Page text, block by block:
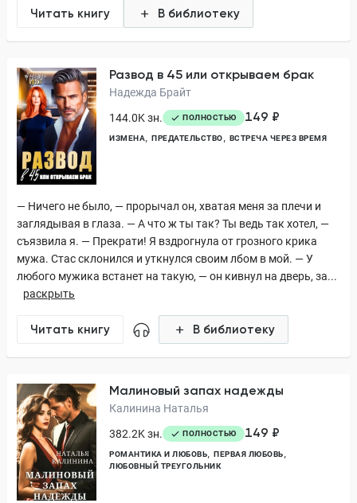
Читать книгу В библиотеку
Развод в 45 или открываем брак
Надежда Брайт
144.0K зн.
ПОЛНОСТЬЮ 149 ₽
ИЗМЕНА ПРЕДАТЕЛЬСТВО ВСТРЕЧА ЧЕРЕЗ ВРЕМЯ
— Ничего не было, — прорычал он, хватая меня за плечи и
заглядывая в глаза. — А что ж ты так? Ты ведь так хотел, —
съязвила я. — Прекрати! Я вздрогнула от грозного крика
мужа. Стас склонился и уткнулся своим лбом в мой. — У
любого мужика встанет на такую, — он кивнул на дверь, за...
раскрыть
Читать книгу В библиотеку
Малиновый запах надежды
Калинина Наталья
382.2K зн.
ПОЛНОСТЬЮ 149 ₽
РОМАНТИКА И ЛЮБОВЬ
ПЕРВАЯ ЛЮБОВЬ
ЛЮБОВНЫЙ ТРЕУГОЛЬНИК